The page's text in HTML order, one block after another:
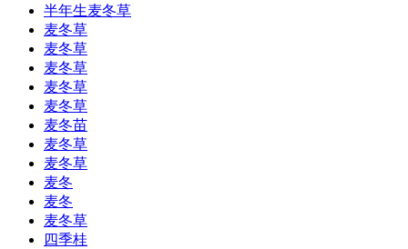
半年生麦冬草
麦冬草
麦冬草
麦冬草
麦冬草
麦冬草
麦冬苗
麦冬草
麦冬草
麦冬
麦冬
麦冬草
四季桂